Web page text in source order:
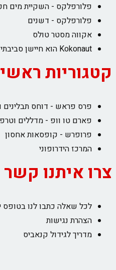
פלורפלקס - השקיית מים
פלורפלקס - דשנים
אקווה מסטר טולס
Kokonaut הוא חיישן סביבתי
קטגוריות
פרס פראש - דוחס תבלינים
פארם טו וופ - מדללים
פרופרש - קופסאות אחסון
המרכז הידרופוני
צרו איתנו קשר
לכל שאלה כתבו לנו בטופס
הצהרת נגישות
מדריך לגידול קנאביס